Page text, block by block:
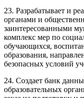
23. Разрабатывает и
органами и
заинтересованными
комплекс мер по
обучающихся,
образования,
безопасных условий
24. Создает банк
образовательных